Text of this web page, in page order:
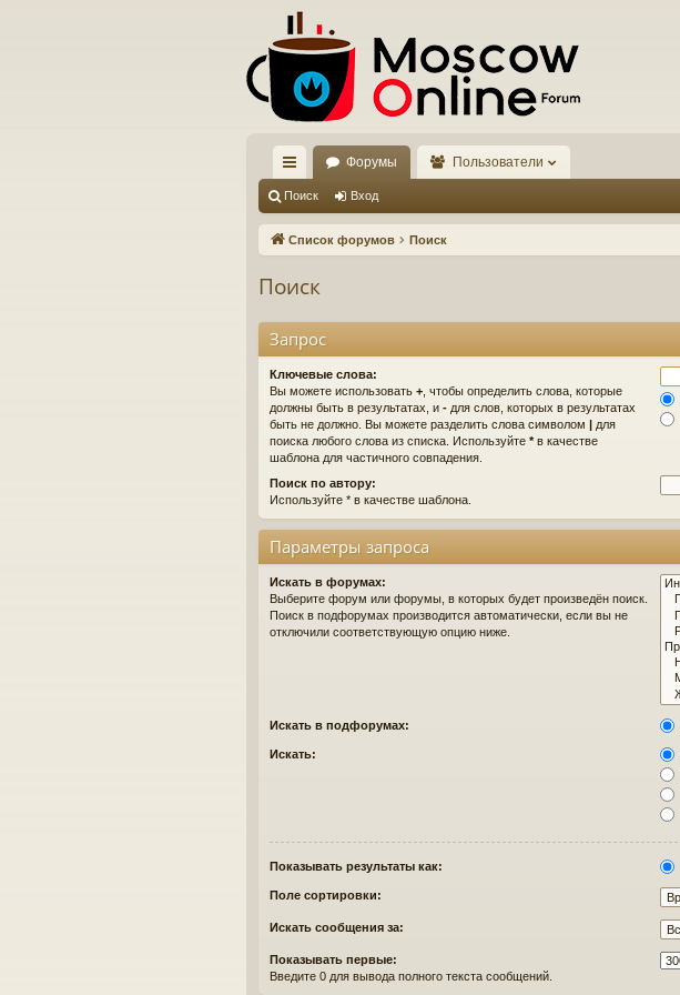
с
ы
и
Форумы Пользователи
Поиск Вход
Список форумов Поиск
Поиск
Запрос
Ключевые слова:
Вы можете использовать + , чтобы определить слова, которые
должны быть в результатах, и - для слов, которых в результатах
быть не должно. Вы можете разделить слова символом | для
поиска любого слова из списка. Используйте *в качестве
шаблона для частичного совпадения.
Поиск по автору:
Используйте * в качестве шаблона.
Параметры запроса
Искать в форумах:
Выберите форум или форумы, в которых будет произведён поиск.
Поиск в подфорумах производится автоматически, если вы не
отключили соответствующую опцию ниже.
Искать в подфорумах:
Искать:
Показывать результаты как:
Поле сортировки:
Искать сообщения за:
Показывать первые:
Введите 0 для вывода полного текста сообщений.